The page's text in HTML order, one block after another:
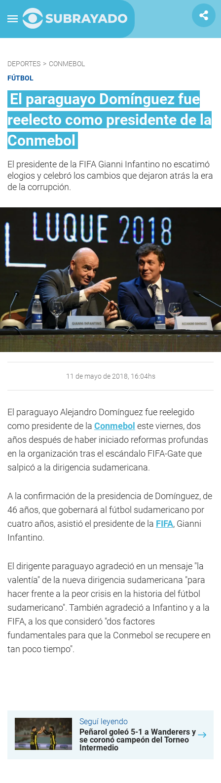
DEPORTES > CONMEBOL
FÚTBOL
El paraguayo Domínguez fue
reelecto como presidente de la
Conmebol
El presidente de la FIFA Gianni Infantino no escatimó
elogios y celebró los cambios que dejaron atrás la era
de la corrupción.
11 de mayo de 2018, 16:04hs
El paraguayo Alejandro Domínguez fue reelegido
como presidente de la Conmebol este viernes, dos
años después de haber iniciado reformas profundas
en la organización tras el escándalo FIFA-Gate que
salpicó a la dirigencia sudamericana.
A la confirmación de la presidencia de Domínguez, de
46 años, que gobernará al fútbol sudamericano por
cuatro años, asistió el presidente de la FIFA, Gianni
Infantino.
El dirigente paraguayo agradeció en un mensaje "la
valentía" de la nueva dirigencia sudamericana "para
hacer frente a la peor crisis en la historia del fútbol
sudamericano". También agradeció a Infantino y a la
FIFA, a los que consideró "dos factores
fundamentales para que la Conmebol se recupere en
tan poco tiempo".
Seguí leyendo
Peñarol goleó 5-1 a Wanderers y
se coronó campeón del Torneo
Intermedio